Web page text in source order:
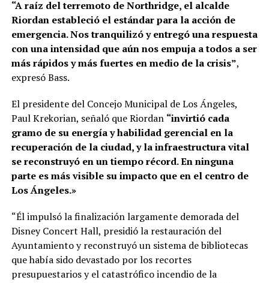
“A raíz del terremoto de Northridge, el alcalde
Riordan estableció el estándar para la acción de
emergencia. Nos tranquilizó y entregó una respuesta
con una intensidad que aún nos empuja a todos a ser
más rápidos y más fuertes en medio de la crisis”,
expresó Bass.
El presidente del Concejo Municipal de Los Ángeles,
Paul Krekorian, señaló que Riordan “invirtió cada
gramo de su energía y habilidad gerencial en la
recuperación de la ciudad, y la infraestructura vital
se reconstruyó en un tiempo récord. En ninguna
parte es más visible su impacto que en el centro de
Los Ángeles.»
“Él impulsó la finalización largamente demorada del
Disney Concert Hall, presidió la restauración del
Ayuntamiento y reconstruyó un sistema de bibliotecas
que había sido devastado por los recortes
presupuestarios y el catastrófico incendio de la